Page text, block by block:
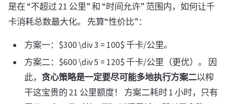
是在 “不超过 21 公里” 和 “时间允许” 范围内，如何让千
卡消耗总数最大化。 先算“性价比”：
方案一：$300 \div 3 = 100$ 千卡/公里。
方案二：$600 \div 5 = 120$ 千卡/公里（更优）。 因
此， 贪心策略是一定要尽可能多地执行方案二以榨
干这宝贵的 21 公里额度！ 方案二耗时 1 小时，只有